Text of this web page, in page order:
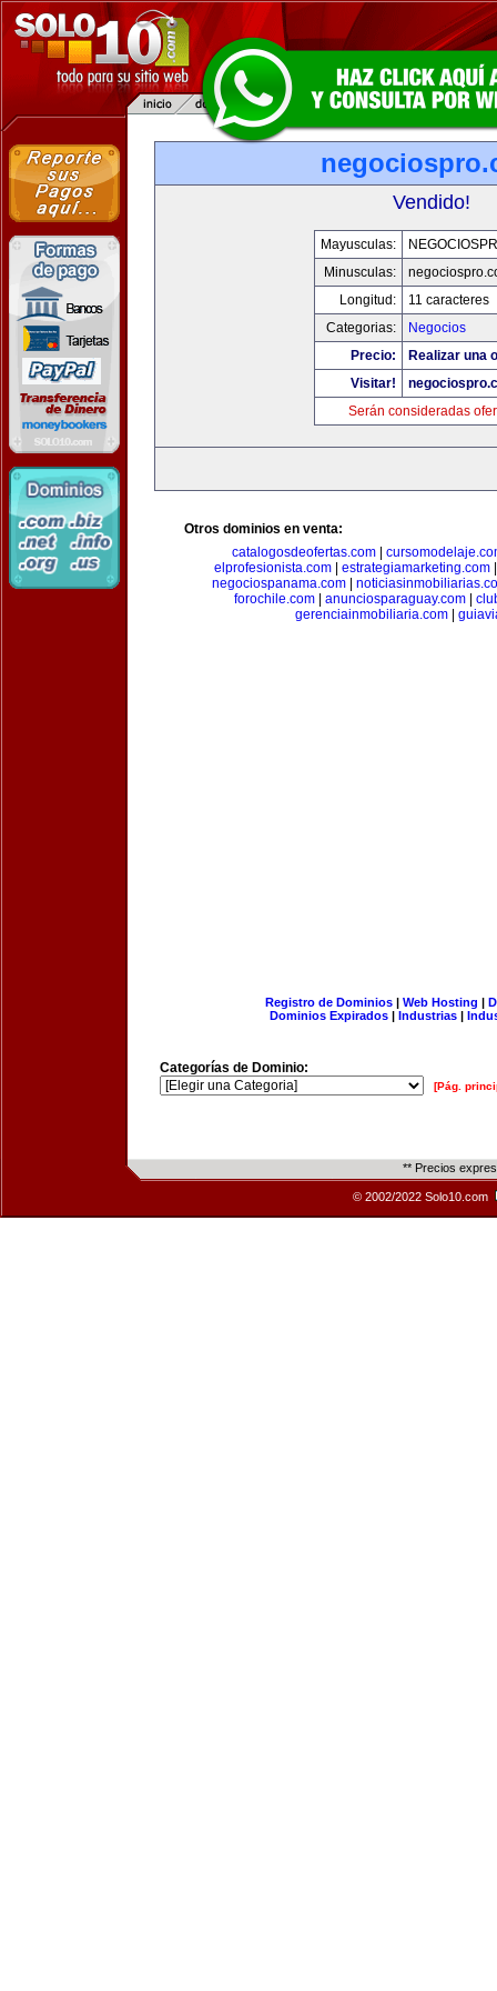
Vendido!
Mayusculas:
Minusculas:
Longitud:
11 caracteres
Categorias:
Negocios
Precio:
Realizar una
Visitar!
Serán consideradas
Otros dominios en venta:
catalogosdeofertas.com|
elprofesionista.com
estrategiamarketing.com
negociospanama.com
forochile.com| anunciosparaguay.com|
gerenciainmobiliaria.com
Registro de Dominios| Web Hosting |
Dominios Expirados | Industrias |
Categorías de Dominio:
[Pág.
** Precios
© 2002/2022 Solo10.com